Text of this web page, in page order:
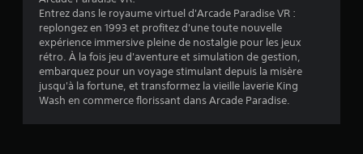
(
6
7
4
Entrez dans le royaume virtuel d'Arcade Paradise VR :
replongez en 1993 et profitez d'une toute nouvelle
expérience immersive pleine de nostalgie pour les jeux
rétro. À la fois jeu d'aventure et simulation de gestion,
embarquez pour un voyage stimulant depuis la misère
jusqu'à la fortune, et transformez la vieille laverie King
Wash en commerce florissant dans Arcade Paradise.